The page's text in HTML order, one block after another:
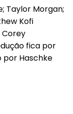
Taylor Morgan;
Kofi
Corey
fica por
por Haschke